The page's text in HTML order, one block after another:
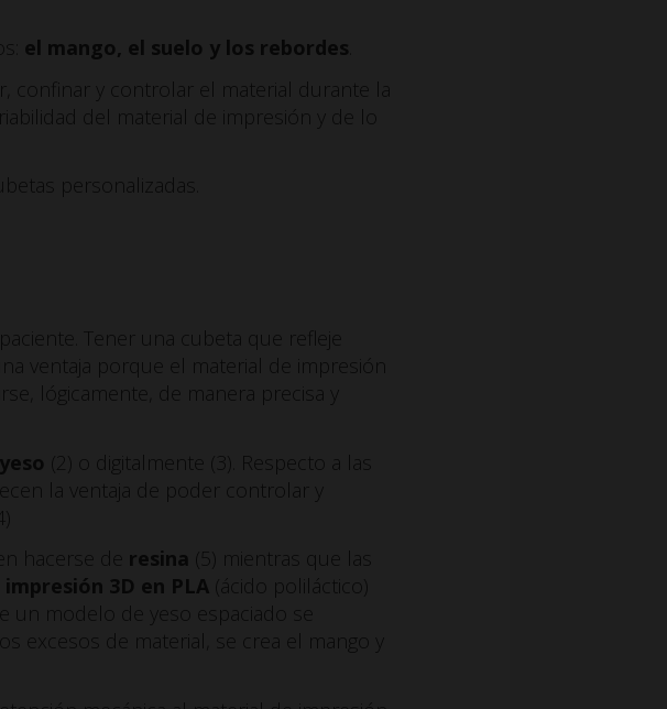
el mango, el suelo y los rebordes
confinar y controlar el material durante la
del material de impresión y de lo
personalizadas.
Tener una cubeta que refleje
ventaja porque el material de impresión
lógicamente, de manera precisa y
(2) o digitalmente (3). Respecto a las
la ventaja de poder controlar y
hacerse de resina (5) mientras que las
impresión 3D en PLA(ácido poliláctico)
un modelo de yeso espaciado se
excesos de material, se crea el mango y